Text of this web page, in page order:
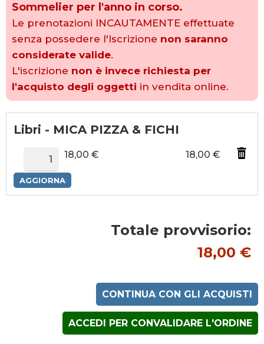
Sommelier per l'anno in corso.
Le prenotazioni INCAUTAMENTE effettuate
senza possedere l'Iscrizione non saranno
considerate valide.
L'iscrizione non è invece richiesta per
l'acquisto degli oggetti in vendita online.
Libri - MICA PIZZA & FICHI
18,00 € 18,00 €
Totale provvisorio:
18,00 €
CONTINUA CON GLI ACQUISTI
ACCEDI PER CONVALIDARE L'ORDINE